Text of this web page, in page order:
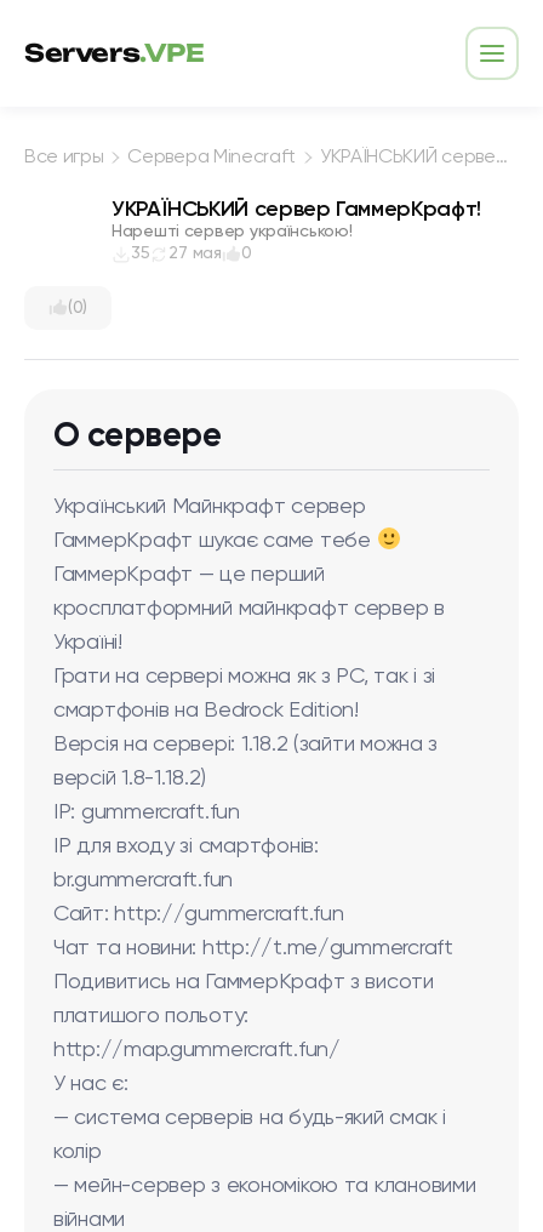
Servers.VPE
Все игры Сервера Minecraft УКРАЇНСЬКИЙ сервер ГаммерКрафт!
(0)
УКРАЇНСЬКИЙ сервер ГаммерКрафт!
Нарешті сервер українською!
35
27 мая 0
О сервере
Український Майнкрафт сервер
ГаммерКрафт шукає саме тебе
ГаммерКрафт — це перший
кросплатформний майнкрафт сервер в
Україні!
Грати на сервері можна як з PC, так і зі
смартфонів на Bedrock Edition!
Версія на сервері: 1.18.2 (зайти можна з
версій 1.8-1.18.2)
ІР: gummercraft.fun
IP для входу зі смартфонів:
br.gummercraft.fun
Сайт: http://gummercraft.fun
Чат та новини: http://t.me/gummercraft
Подивитись на ГаммерКрафт з висоти
платишого польоту:
http://map.gummercraft.fun/
У нас є:
— система серверів на будь-який смак і
колір
— мейн-сервер з економікою та клановими
війнами